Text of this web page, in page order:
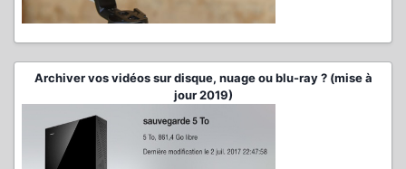
Archiver vos vidéos sur disque, nuage ou blu-ray ? (mise à
jour 2019)